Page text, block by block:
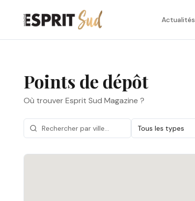
Actualités
Points de dépôt
Où trouver Esprit Sud Magazine ?
Tous les types